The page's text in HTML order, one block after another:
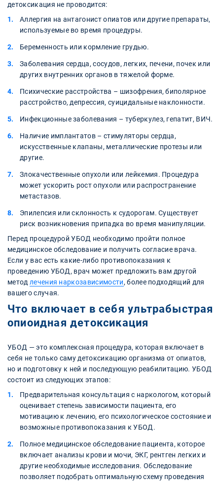
детоксикация не проводится:
Аллергия на антагонист опиатов или другие препараты,
используемые во время процедуры.
Беременность или кормление грудью.
Заболевания сердца, сосудов, легких, печени, почек или
других внутренних органов в тяжелой форме.
Психические расстройства – шизофрения, биполярное
расстройство, депрессия, суицидальные наклонности.
Инфекционные заболевания – туберкулез, гепатит, ВИЧ.
Наличие имплантатов – стимуляторы сердца,
искусственные клапаны, металлические протезы или
другие.
Злокачественные опухоли или лейкемия. Процедура
может ускорить рост опухоли или распространение
метастазов.
Эпилепсия или склонность к судорогам. Существует
риск возникновения припадка во время манипуляции.
Перед процедурой УБОД необходимо пройти полное
медицинское обследование и получить согласие врача.
Если у вас есть какие-либо противопоказания к
проведению УБОД, врач может предложить вам другой
метод лечения наркозависимости, более подходящий для
вашего случая.
Что включает в себя ультрабыстрая
опиоидная детоксикация
УБОД — это комплексная процедура, которая включает в
себя не только саму детоксикацию организма от опиатов,
но и подготовку к ней и последующую реабилитацию. УБОД
состоит из следующих этапов:
Предварительная консультация с наркологом, который
оценивает степень зависимости пациента, его
мотивацию к лечению, его психологическое состояние и
возможные противопоказания к УБОД.
Полное медицинское обследование пациента, которое
включает анализы крови и мочи, ЭКГ, рентген легких и
другие необходимые исследования. Обследование
позволяет подобрать оптимальную схему проведения